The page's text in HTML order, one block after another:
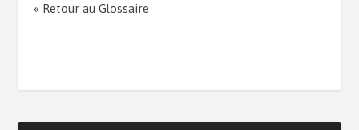
« Retour au Glossaire